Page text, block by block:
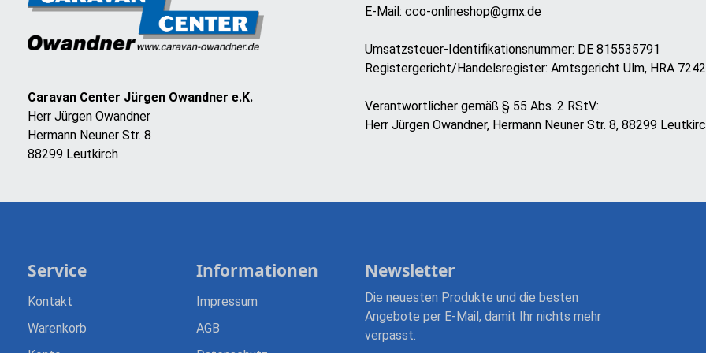
Caravan Center Jürgen Owandner e.K.
Herr Jürgen Owandner
Hermann Neuner Str. 8
88299 Leutkirch
E-Mail: cco-onlineshop@gmx.de
Umsatzsteuer-Identifikationsnummer: DE 815535791
Registergericht/Handelsregister: Amtsgericht Ulm, HRA
Verantwortlicher gemäß § 55 Abs. 2 RStV:
Herr Jürgen Owandner, Hermann Neuner Str. 8, 88299
Service
Kontakt
Warenkorb
Informationen
Impressum
AGB
Newsletter
Die neuesten Produkte und die besten
Angebote per E-Mail, damit Ihr nichts mehr
verpasst.